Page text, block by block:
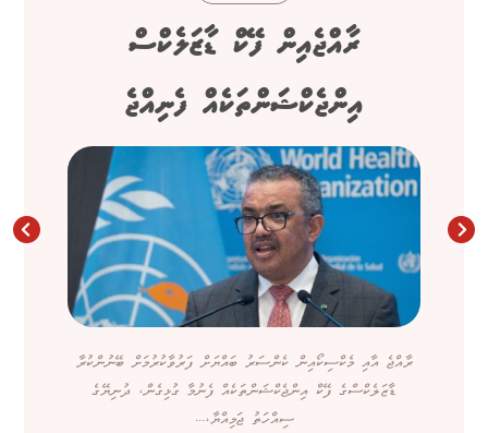
ރާއްޖެއިން ފޭކް ޑާޒަލެކްސް
އިންޖެކްޝަންތަކެއް ފެނިއްޖެ
ރާއްޖެ އާއި މެކްސިކޯއިން ކެންސަރު ބައްޔަށް ފަރުވާކުރުމަށް ބޭނުންކުރާ
ޑާޒަލެކްސްގެ ފޭކް އިންޖެކްޝަންތަކެއް ފެނުމާ ގުޅިގެން، ދުނިޔޭގެ
ސިއްހަތު ޖަމިއްޔާ،...